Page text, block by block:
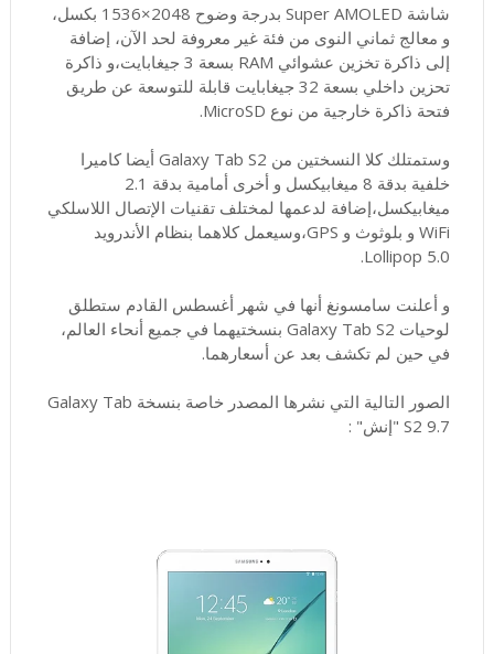
شاشة Super AMOLED بدرجة وضوح 2048×1536 بكسل،
و معالج ثماني النوى من فئة غير معروفة لحد الآن، إضافة
إلى ذاكرة تخزين عشوائي RAM بسعة 3 جيغابايت،و ذاكرة
تحزين داخلي بسعة 32 جيغابايت قابلة للتوسعة عن طريق
فتحة ذاكرة خارجية من نوع MicroSD.
وستمتلك كلا النسختين من Galaxy Tab S2 أيضا كاميرا
خلفية بدقة 8 ميغابيكسل و أخرى أمامية بدقة 2.1
ميغابيكسل،إضافة لدعمها لمختلف تقنيات الإتصال اللاسلكي
WiFi و بلوثوث و GPS،وسيعمل كلاهما بنظام الأندرويد
Lollipop 5.0.
و أعلنت سامسونغ أنها في شهر أغسطس القادم ستطلق
لوحيات Galaxy Tab S2 بنسختيهما في جميع أنحاء العالم،
في حين لم تكشف بعد عن أسعارهما.
الصور التالية التي نشرها المصدر خاصة بنسخة Galaxy Tab
S2 9.7 "إنش" :